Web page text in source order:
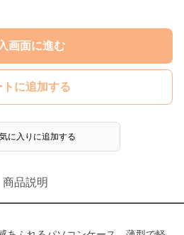
画面に進む
トに追加する
に入りに追加する
商品説明